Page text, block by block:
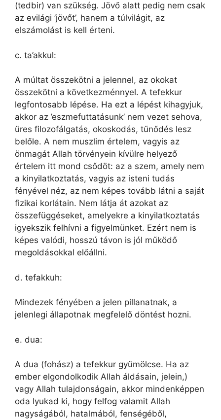
(tedbir) van szükség. Jövő alatt pedig nem csak
az evilági ’jövőt’, hanem a túlvilágit, az
elszámolást is kell érteni.
c. ta’akkul:
A múltat összekötni a jelennel, az okokat
összekötni a következménnyel. A tefekkur
legfontosabb lépése. Ha ezt a lépést kihagyjuk,
akkor az ’eszmefuttatásunk’ nem vezet sehova,
üres filozofálgatás, okoskodás, tűnődés lesz
belőle. A nem muszlim értelem, vagyis az
önmagát Allah törvényein kívülre helyező
értelem itt mond csődöt: az a szem, amely nem
a kinyilatkoztatás, vagyis az isteni tudás
fényével néz, az nem képes tovább látni a saját
fizikai korlátain. Nem látja át azokat az
összefüggéseket, amelyekre a kinyilatkoztatás
igyekszik felhívni a figyelmünket. Ezért nem is
képes valódi, hosszú távon is jól működő
megoldásokkal előállni.
d. tefakkuh:
Mindezek fényében a jelen pillanatnak, a
jelenlegi állapotnak megfelelő döntést hozni.
e. dua:
A dua (fohász) a tefekkur gyümölcse. Ha az
ember elgondolkodik Allah áldásain, jelein,)
vagy Allah tulajdonságain, akkor mindenképpen
oda lyukad ki, hogy felfog valamit Allah
nagyságából, hatalmából, fenségéből,